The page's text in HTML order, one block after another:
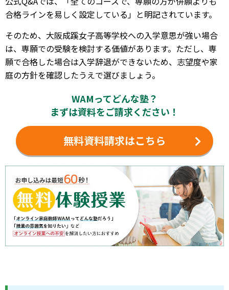
合格ラインを易しく設定している」と明記されています。
そのため、大阪成蹊女子高等学校への入学意思が強い場合
は、専願での受験を検討する価値があります。ただし、専
願で合格した場合は入学辞退ができないため、志望度や家
庭の方針を確認したうえで選びましょう。
WAMってどんな塾？
まずは資料をご請求ください！
無料資料請求はこちら